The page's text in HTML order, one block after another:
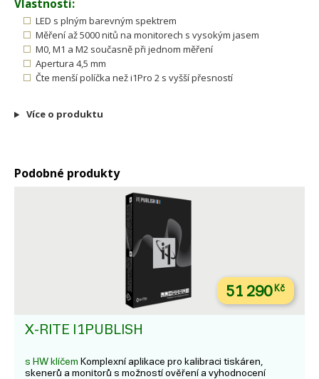
Vlastnosti:
LED s plným barevným spektrem
Měření až 5000 nitů na monitorech s vysokým jasem
M0, M1 a M2 současně při jednom měření
Apertura 4,5 mm
Čte menší políčka než i1Pro 2 s vyšší přesností
Více o produktu
Podobné produkty
51 290Kč
X-RITE I1PUBLISH
s HW klíčem Komplexní aplikace pro kalibraci tiskáren,
skenerů a monitorů s možností ověření a vyhodnocení